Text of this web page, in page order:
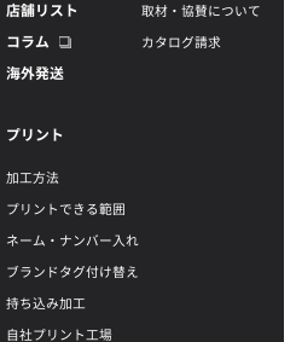
店舗リスト
コラム
海外発送
取材・協賛について
カタログ請求
プリント
加工方法
プリントできる範囲
ネーム・ナンバー入れ
ブランドタグ付け替え
持ち込み加工
自社プリント工場